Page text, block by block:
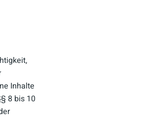
Inhalte
8 bis 10